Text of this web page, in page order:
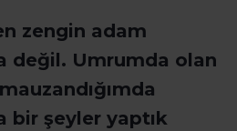
zengin adam
değil. Umrumda olan
mauzandığımda
bir şeyler yaptık